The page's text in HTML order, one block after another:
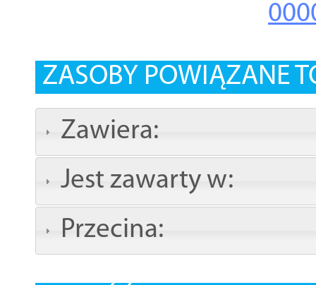
ZASOBY POWIĄZANE
Zawiera:
Jest zawarty w:
Przecina: